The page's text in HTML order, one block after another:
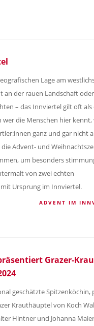
Lage am
an der rauen Landschaft
– das Innviertel gilt oft
wer die Menschen hier kennt,
ganz und gar nicht
Advent- und
um besonders
von zwei echten
Ursprung im Innviertel.
ADVENT IM
Grazer-
geschätzte Spitzenköchin,
Krauthäuptel von Koch
Hintner und Johanna